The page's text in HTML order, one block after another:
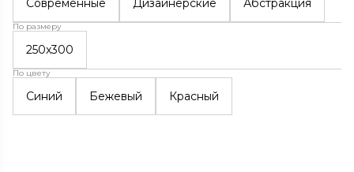
По размеру
250x300
По цвету
Синий Бежевый Красный